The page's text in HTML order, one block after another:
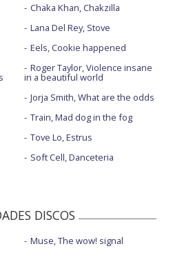
Chaka Khan, Chakzilla
Lana Del Rey, Stove
Eels, Cookie happened
Roger Taylor, Violence insane
in a beautiful world
Jorja Smith, What are the odds
Train, Mad dog in the fog
Tove Lo, Estrus
Soft Cell, Danceteria
DISCOS
Muse, The wow! signal